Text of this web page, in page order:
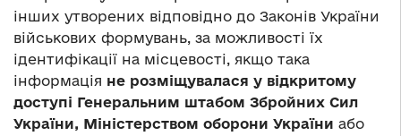
інших утворених відповідно до Законів України
військових формувань, за можливості їх
ідентифікації на місцевості, якщо така
інформація не розміщувалася у відкритому
доступі Генеральним штабом Збройних Сил
України, Міністерством оборони України або